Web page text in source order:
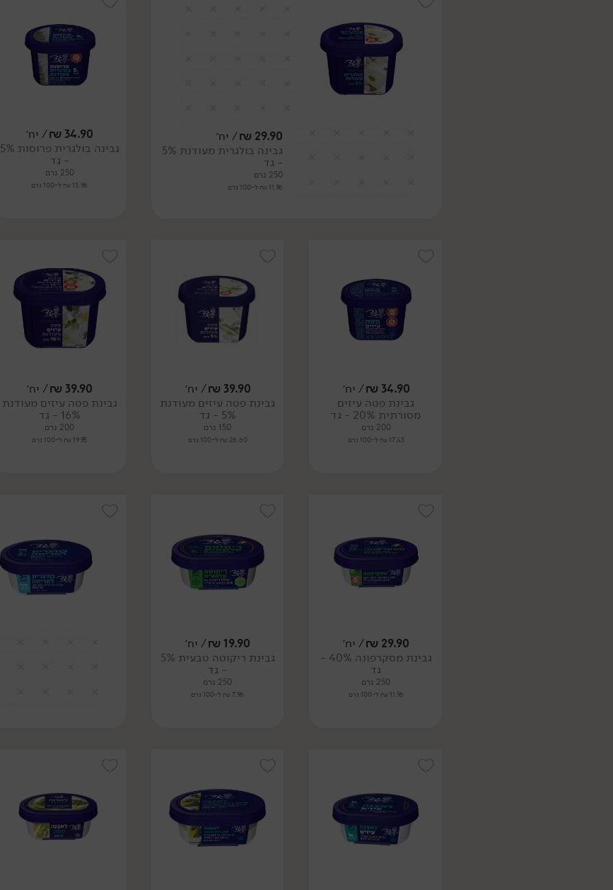
29.90
₪/ יח׳
גבינה בולגרית מעודנת 5%
- גד
250 גרם
11.96 ₪ ל-100 גרם
34.90
₪/ יח׳
גבינה בולגרית פרוסות 5%
- גד
250 גרם
13.96 ₪ ל-100 גרם
34.90
₪/ יח׳
גבינת פטה עיזים
מסורתית 20% - גד
200 גרם
17.45 ₪ ל-100 גרם
39.90
₪/ יח׳
גבינת פטה עיזים מעודנת
5% - גד
150 גרם
26.60 ₪ ל-100 גרם
39.90
₪/ יח׳
גבינת פטה עיזים מעודנת
16% - גד
200 גרם
19.95 ₪ ל-100 גרם
29.90
₪/ יח׳
גבינת מסקרפונה 40% -
גד
250 גרם
11.96 ₪ ל-100 גרם
19.90
₪/ יח׳
גבינת ריקוטה טבעית 5%
- גד
250 גרם
7.96 ₪ ל-100 גרם